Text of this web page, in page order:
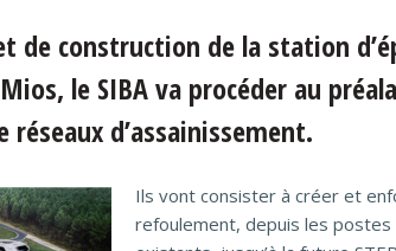
de construction de la station
le SIBA va procéder au
d’assainissement.
Ils vont consister à créer et
refoulement, depuis les postes